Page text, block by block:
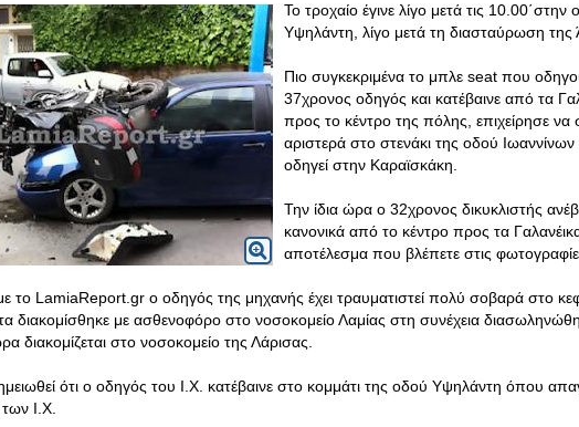
Το τροχαίο έγινε λίγο μετά τις 10.00΄στην
Υψηλάντη, λίγο μετά τη διασταύρωση της
Πιο συγκεκριμένα το μπλε seat που
37χρονος οδηγός και κατέβαινε από τα
προς το κέντρο της πόλης, επιχείρησε να
αριστερά στο στενάκι της οδού
οδηγεί στην Καραϊσκάκη.
Την ίδια ώρα ο 32χρονος δικυκλιστής
κανονικά από το κέντρο προς τα
αποτέλεσμα που βλέπετε στις
το LamiaReport.gr ο οδηγός της μηχανής έχει τραυματιστεί πολύ σοβαρά στο
διακομίσθηκε με ασθενοφόρο στο νοσοκομείο Λαμίας στη συνέχεια
διακομίζεται στο νοσοκομείο της Λάρισας.
ότι ο οδηγός του Ι.Χ. κατέβαινε στο κομμάτι της οδού Υψηλάντη όπου
Ι.Χ.